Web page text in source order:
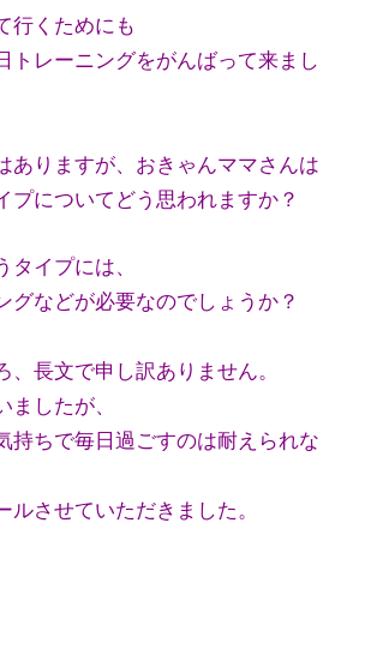
行くためにも
トレーニングをがんばって来まし
ありますが、おきゃんママさんは
プについてどう思われますか？
タイプには、
グなどが必要なのでしょうか？
、長文で申し訳ありません。
ましたが、
持ちで毎日過ごすのは耐えられな
ルさせていただきました。